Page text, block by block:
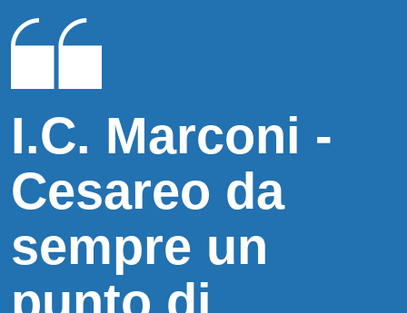
I.C. Marconi -
Cesareo da
sempre un